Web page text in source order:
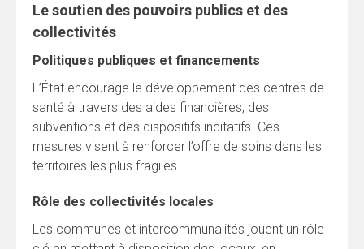
Le soutien des pouvoirs publics et des
collectivités
Politiques publiques et financements
L’État encourage le développement des centres de
santé à travers des aides financières, des
subventions et des dispositifs incitatifs. Ces
mesures visent à renforcer l’offre de soins dans les
territoires les plus fragiles.
Rôle des collectivités locales
Les communes et intercommunalités jouent un rôle